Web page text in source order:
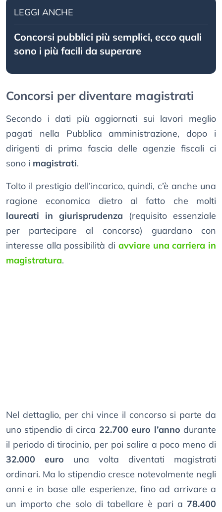
LEGGI ANCHE
Concorsi pubblici più semplici, ecco quali
sono i più facili da superare
Concorsi per diventare magistrati
Secondo i dati più aggiornati sui lavori meglio
pagati nella Pubblica amministrazione, dopo i
dirigenti di prima fascia delle agenzie fiscali ci
sono i magistrati.
Tolto il prestigio dell’incarico, quindi, c’è anche una
ragione economica dietro al fatto che molti
laureati in giurisprudenza (requisito essenziale
per partecipare al concorso) guardano con
interesse alla possibilità di avviare una carriera in
magistratura.
Nel dettaglio, per chi vince il concorso si parte da
uno stipendio di circa 22.700 euro l’anno durante
il periodo di tirocinio, per poi salire a poco meno di
32.000 euro una volta diventati magistrati
ordinari. Ma lo stipendio cresce notevolmente negli
anni e in base alle esperienze, fino ad arrivare a
un importo che solo di tabellare è pari a 78.400